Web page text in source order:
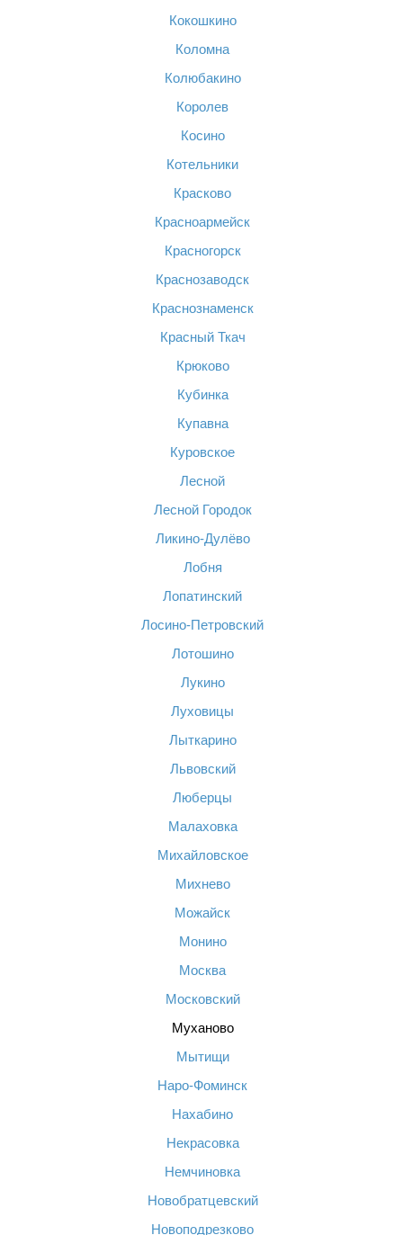
Кокошкино
Коломна
Колюбакино
Королев
Косино
Котельники
Красково
Красноармейск
Красногорск
Краснозаводск
Краснознаменск
Красный Ткач
Крюково
Кубинка
Купавна
Куровское
Лесной
Лесной Городок
Ликино-Дулёво
Лобня
Лопатинский
Лосино-Петровский
Лотошино
Лукино
Луховицы
Лыткарино
Львовский
Люберцы
Малаховка
Михайловское
Михнево
Можайск
Монино
Москва
Московский
Муханово
Мытищи
Наро-Фоминск
Нахабино
Некрасовка
Немчиновка
Новобратцевский
Новоподрезково